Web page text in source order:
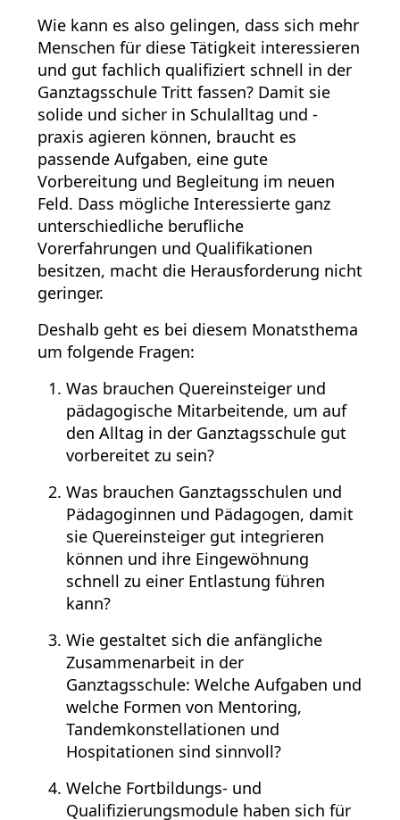
Wie kann es also gelingen, dass sich mehr
Menschen für diese Tätigkeit interessieren
und gut fachlich qualifiziert schnell in der
Ganztagsschule Tritt fassen? Damit sie
solide und sicher in Schulalltag und -
praxis agieren können, braucht es
passende Aufgaben, eine gute
Vorbereitung und Begleitung im neuen
Feld. Dass mögliche Interessierte ganz
unterschiedliche berufliche
Vorerfahrungen und Qualifikationen
besitzen, macht die Herausforderung nicht
geringer.
Deshalb geht es bei diesem Monatsthema
um folgende Fragen:
Was brauchen Quereinsteiger und
pädagogische Mitarbeitende, um auf
den Alltag in der Ganztagsschule gut
vorbereitet zu sein?
Was brauchen Ganztagsschulen und
Pädagoginnen und Pädagogen, damit
sie Quereinsteiger gut integrieren
können und ihre Eingewöhnung
schnell zu einer Entlastung führen
kann?
Wie gestaltet sich die anfängliche
Zusammenarbeit in der
Ganztagsschule: Welche Aufgaben und
welche Formen von Mentoring,
Tandemkonstellationen und
Hospitationen sind sinnvoll?
Welche Fortbildungs- und
Qualifizierungsmodule haben sich für